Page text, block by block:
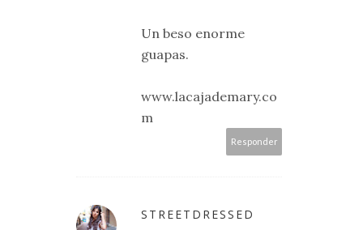
Un beso enorme
guapas.
www.lacajademary.co
m
Responder
STREETDRESSED